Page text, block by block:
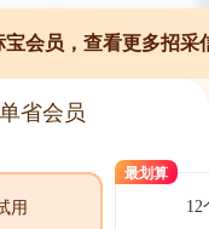
宝会员，查看更多招采
单省会员
用
最划算
12